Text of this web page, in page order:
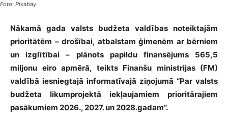
Foto: Pixabay
Nākamā gada valsts budžeta valdības noteiktajām
prioritātēm – drošībai, atbalstam ģimenēm ar bērniem
un izglītībai – plānots papildu finansējums 565,5
miljonu eiro apmērā, teikts Finanšu ministrijas (FM)
valdībā iesniegtajā informatīvajā ziņojumā “Par valsts
budžeta likumprojektā iekļaujamiem prioritārajiem
pasākumiem 2026., 2027. un 2028.gadam”.